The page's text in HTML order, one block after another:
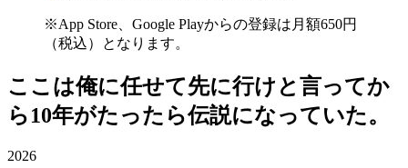
※App Store、Google Playからの登録は月額650円
（税込）となります。
ここは俺に任せて先に行けと言ってか
ら10年がたったら伝説になっていた。
2026